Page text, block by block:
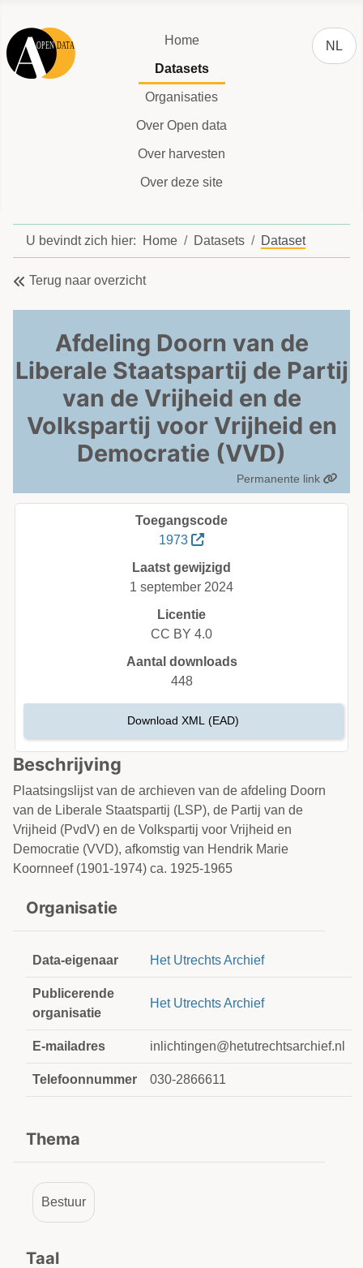
Home
Datasets
Organisaties
Over Open data
Over harvesten
Over deze site
NL
U bevindt zich hier: Home Datasets Dataset
Terug naar overzicht
Afdeling Doorn van de
Liberale Staatspartij de Partij
van de Vrijheid en de
Volkspartij voor Vrijheid en
Democratie (VVD)
Permanente link
Beschrijving
Plaatsingslijst van de archieven van de afdeling Doorn
van de Liberale Staatspartij (LSP), de Partij van de
Vrijheid (PvdV) en de Volkspartij voor Vrijheid en
Democratie (VVD), afkomstig van Hendrik Marie
Koornneef (1901-1974) ca. 1925-1965
Organisatie
Data-eigenaar Het Utrechts Archief
Publicerende
organisatie
Het Utrechts Archief
E-mailadres inlichtingen@hetutrechtsarchief.nl
Telefoonnummer 030-2866611
Thema
Bestuur
Taal
Toegangscode
1973
Laatst gewijzigd
1 september 2024
Licentie
CC BY 4.0
Aantal downloads
448
Download XML (EAD)